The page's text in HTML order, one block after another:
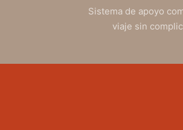
Sistema de apoyo
viaje sin